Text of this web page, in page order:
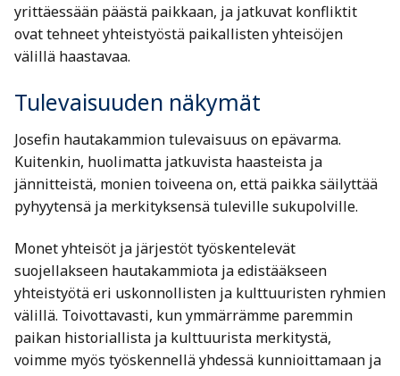
yrittäessään päästä paikkaan, ja jatkuvat konfliktit
ovat tehneet yhteistyöstä paikallisten yhteisöjen
välillä haastavaa.
Tulevaisuuden näkymät
Josefin hautakammion tulevaisuus on epävarma.
Kuitenkin, huolimatta jatkuvista haasteista ja
jännitteistä, monien toiveena on, että paikka säilyttää
pyhyytensä ja merkityksensä tuleville sukupolville.
Monet yhteisöt ja järjestöt työskentelevät
suojellakseen hautakammiota ja edistääkseen
yhteistyötä eri uskonnollisten ja kulttuuristen ryhmien
välillä. Toivottavasti, kun ymmärrämme paremmin
paikan historiallista ja kulttuurista merkitystä,
voimme myös työskennellä yhdessä kunnioittamaan ja